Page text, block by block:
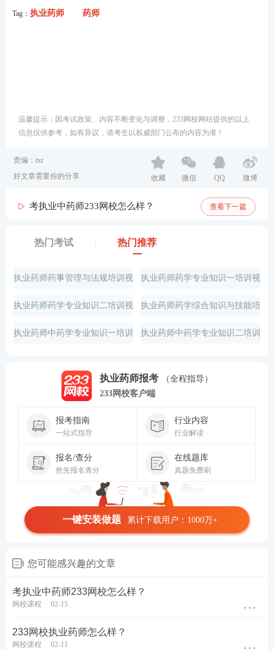
Tag： 执业药师 药师
温馨提示：因考试政策、内容不断变化与调整，233网校网站提供的以上
信息仅供参考，如有异议，请考生以权威部门公布的内容为准！
责编：txr
好文章需要你的分享
收藏 微信 QQ 微博
考执业中药师233网校怎么样？ 查看下一篇
热门考试 热门推荐
执业药师药事管理与法规培训视
频
执业药师药学专业知识一培训视
频
执业药师药学专业知识二培训视
频
执业药师药学综合知识与技能培
训视频
执业药师中药学专业知识一培训 执业药师中药学专业知识二培训
执业药师报考
（全程指导）
233网校客户端
报考指南
一站式指导
行业内容
行业解读
报名/查分
抢先报名查分
在线题库
真题免费刷
一键安装做题 累计下载用户：1000万+
您可能感兴趣的文章
考执业中药师233网校怎么样？
网校课程 02-15
233网校执业药师怎么样？
网校课程 02-11